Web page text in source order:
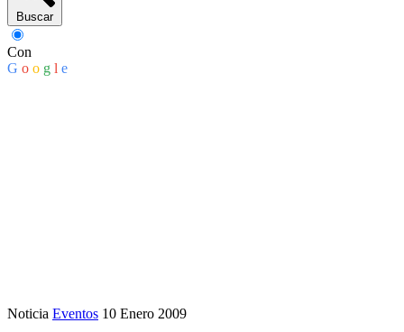
Buscar
Con
G o o g l e
Noticia Eventos 10 Enero 2009